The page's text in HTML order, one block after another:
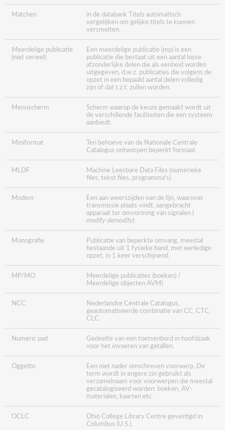
Matchen
in de databank Titels automatisch
vergelijken om gelijke titels te kunnen
versmelten.
Meerdelige publicatie
(niet serieel)
Een meerdelige publicatie (mp) is een
publicatie die bestaat uit een aantal losse
afzonderlijke delen die als eenheid worden
uitgegeven, d.w.z. publicaties die volgens de
opzet in een bepaald aantal delen volledig
zijn of dat t.z.t. zullen worden.
Menuscherm
Scherm waarop de keuze gemaakt wordt uit
de verschillende faciliteiten die een systeem
aanbiedt.
Miniformat
Ten behoeve van de Nationale Centrale
Catalogus ontworpen beperkt formaat.
MLDF
Machine Leesbare Data Files (numerieke
files, tekst files, programma's)
Modem
Een aan weerszijden van de lijn, waarover
transmissie plaats vindt, aangebracht
apparaat ter omvorming van signalen (
modify-demodify).
Monografie
Publicatie van beperkte omvang, meestal
bestaande uit 1 fysieke band, met eenledige
opzet, in 1 keer verschijnend.
MP/MO
Meerdelige publicaties (boeken) /
Meerdelige objecten AVM)
NCC
Nederlandse Centrale Catalogus,
geautomatiseerde combinatie van CC, CTC,
CLC.
Numeric pad
Gedeelte van een toetsenbord in hoofdzaak
voor het invoeren van getallen.
Oggetto
Een niet nader omschreven voorwerp. De
term wordt in engere zin gebruikt als
verzamelnaam voor voorwerpen die meestal
gecatalogiseerd worden: boeken, AV-
materialen, kaarten etc.
OCLC
Ohio College Library Centre gevestigd in
Columbus (U.S.).